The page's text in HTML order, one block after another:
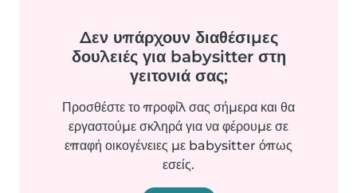
Δεν υπάρχουν διαθέσιμες
δουλειές για babysitter στη
γειτονιά σας;
Προσθέστε το προφίλ σας σήμερα και θα
εργαστούμε σκληρά για να φέρουμε σε
επαφή οικογένειες με babysitter όπως
εσείς.